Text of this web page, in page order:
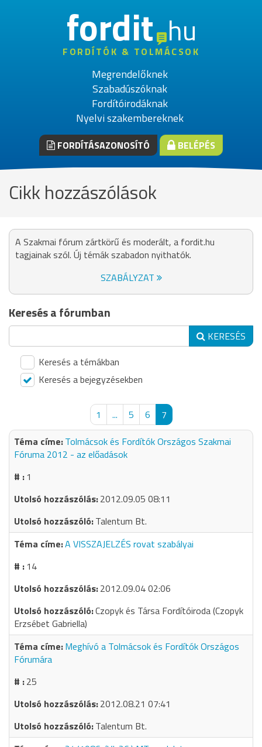
fordithu
FORDÍTÓK & TOLMÁCSOK
Megrendelőknek
Szabadúszóknak
Fordítóirodáknak
Nyelvi szakembereknek
FORDÍTÁSAZONOSÍTÓ BELÉPÉS
Cikk hozzászólások
A Szakmai fórum zártkörű és moderált, a fordit.hu
tagjainak szól. Új témák szabadon nyithatók.
SZABÁLYZAT
Keresés a fórumban
KERESÉS
Keresés a témákban
Keresés a bejegyzésekben
1 ... 5 6
7
Tolmácsok és Fordítók Országos Szakmai
Fóruma 2012 - az előadások
1
2012.09.05 08:11
Talentum Bt.
A VISSZAJELZÉS rovat szabályai
14
2012.09.04 02:06
Czopyk és Társa Fordítóiroda (Czopyk
Erzsébet Gabriella)
Meghívó a Tolmácsok és Fordítók Országos
Fórumára
25
2012.08.21 07:41
Talentum Bt.